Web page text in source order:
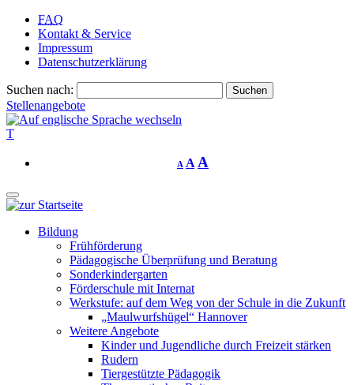
FAQ
Kontakt & Service
Impressum
Datenschutzerklärung
Suchen nach:
Stellenangebote
T
A A A
Bildung
Frühförderung
Pädagogische Überprüfung und Beratung
Sonderkindergarten
Förderschule mit Internat
Werkstufe: auf dem Weg von der Schule in die Zukunft
„Maulwurfshügel“ Hannover
Weitere Angebote
Kinder und Jugendliche durch Freizeit stärken
Rudern
Tiergestützte Pädagogik